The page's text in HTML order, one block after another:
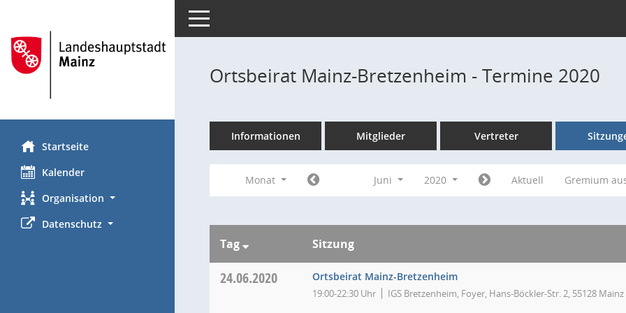
Startseite
Kalender
Organisation
Datenschutz
Toggle navigation
Ortsbeirat Mainz-Bretzenheim - Termine 2020
Informationen Mitglieder Vertreter
Monat Juni 2020 Aktuell Gremium
Tag Sitzung
24.06.2020 Ortsbeirat Mainz-Bretzenheim
19:00-22:30 Uhr IGS Bretzenheim, Foyer, Hans-Böckler-Str. 2, 55128 Mainz